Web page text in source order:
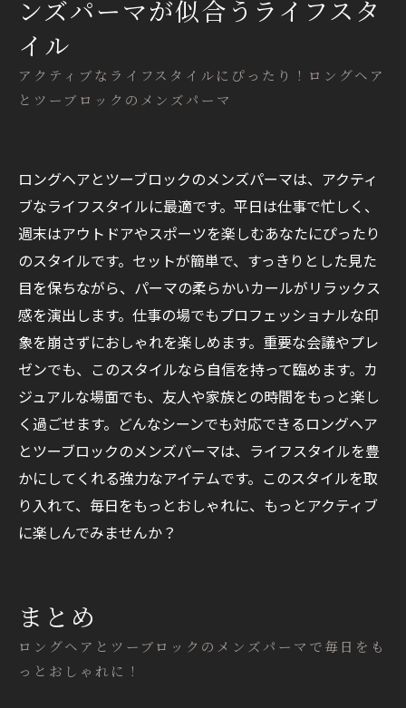
アクティブなライフスタイルにぴったり！ロングヘア
とツーブロックのメンズパーマ
ンズパーマが似合うライフスタ
イル
ロングヘアとツーブロックのメンズパーマは、アクティ
ブなライフスタイルに最適です。平日は仕事で忙しく、
週末はアウトドアやスポーツを楽しむあなたにぴったり
のスタイルです。セットが簡単で、すっきりとした見た
目を保ちながら、パーマの柔らかいカールがリラックス
感を演出します。仕事の場でもプロフェッショナルな印
象を崩さずにおしゃれを楽しめます。重要な会議やプレ
ゼンでも、このスタイルなら自信を持って臨めます。カ
ジュアルな場面でも、友人や家族との時間をもっと楽し
く過ごせます。どんなシーンでも対応できるロングヘア
とツーブロックのメンズパーマは、ライフスタイルを豊
かにしてくれる強力なアイテムです。このスタイルを取
り入れて、毎日をもっとおしゃれに、もっとアクティブ
に楽しんでみませんか？
まとめ
ロングヘアとツーブロックのメンズパーマで毎日をも
っとおしゃれに！